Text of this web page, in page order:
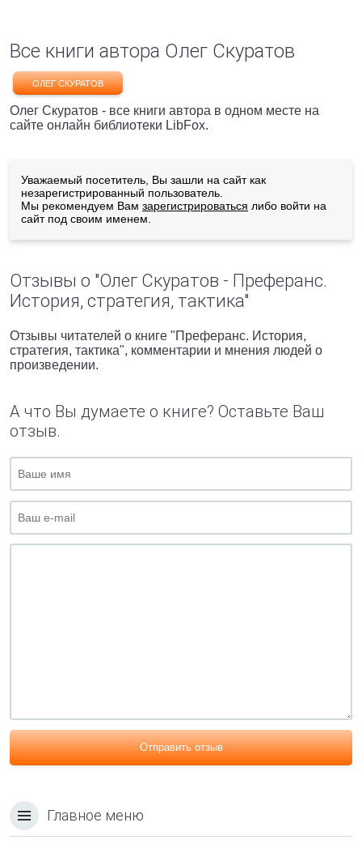
Все книги автора Олег Скуратов
ОЛЕГ СКУРАТОВ
Олег Скуратов - все книги автора в одном месте на
сайте онлайн библиотеки LibFox.
Уважаемый посетитель, Вы зашли на сайт как
незарегистрированный пользователь.
Мы рекомендуем Вам зарегистрироваться либо войти на
сайт под своим именем.
Отзывы о "Олег Скуратов - Преферанс.
История, стратегия, тактика"
Отзывы читателей о книге "Преферанс. История,
стратегия, тактика", комментарии и мнения людей о
произведении.
А что Вы думаете о книге? Оставьте Ваш
отзыв.
Отправить отзыв
Главное меню